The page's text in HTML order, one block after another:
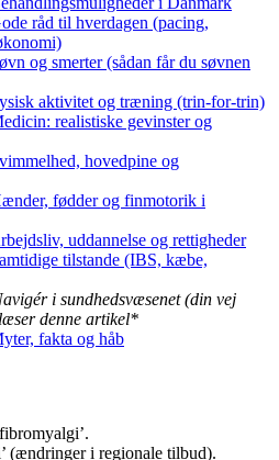
råd til hverdagen (pacing,
og smerter (sådan får du søvnen
aktivitet og træning (trin-for-trin)
realistiske gevinster og
hovedpine og
fødder og finmotorik i
uddannelse og rettigheder
tilstande (IBS, kæbe,
i sundhedsvæsenet (din vej
denne artikel*
fakta og håb
(ændringer i regionale tilbud).